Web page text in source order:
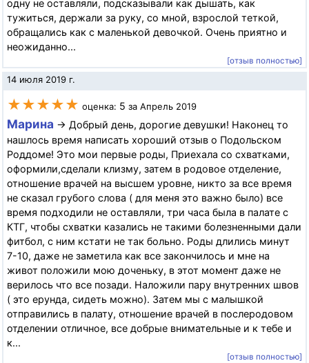
одну не оставляли, подсказывали как дышать, как
тужиться, держали за руку, со мной, взрослой теткой,
обращались как с маленькой девочкой. Очень приятно и
неожиданно...
[отзыв полностью]
14 июля 2019 г.
★★★★★ оценка: 5 за Апрель 2019
Марина → Добрый день, дорогие девушки! Наконец то
нашлось время написать хороший отзыв о Подольском
Роддоме! Это мои первые роды, Приехала со схватками,
оформили,сделали клизму, затем в родовое отделение,
отношение врачей на высшем уровне, никто за все время
не сказал грубого слова ( для меня это важно было) все
время подходили не оставляли, три часа была в палате с
КТГ, чтобы схватки казались не такими болезненными дали
фитбол, с ним кстати не так больно. Роды длились минут
7-10, даже не заметила как все закончилось и мне на
живот положили мою доченьку, в этот момент даже не
верилось что все позади. Наложили пару внутренних швов
( это ерунда, сидеть можно). Затем мы с малышкой
отправились в палату, отношение врачей в послеродовом
отделении отличное, все добрые внимательные и к тебе и
к...
[отзыв полностью]